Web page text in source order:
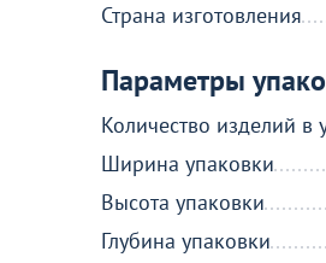
Страна изготовления
Параметры
Количество изделий в
Ширина упаковки
Высота упаковки
Глубина упаковки